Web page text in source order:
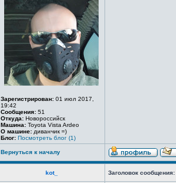
Зарегистрирован: 01 июл 2017,
19:42
Сообщения: 51
Откуда: Новороссийск
Машина: Toyota Vista Ardeo
О машине: диванчик =)
Блог: Посмотреть блог (1)
Вернуться к началу
kot_ Заголовок сообщения: